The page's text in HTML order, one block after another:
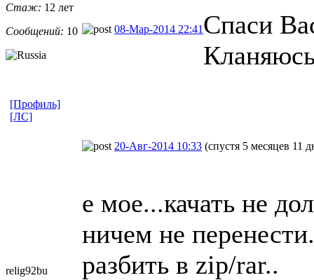
Стаж: 12 лет
Сообщений: 10 08-Мар-2014 22:41 Спаси
[Профиль]
[ЛС]
relig92bu
20-Авг-2014 10:33 (спустя 5 месяцев 11
е мое...качать не
ничем не
разбить в zip/rar..